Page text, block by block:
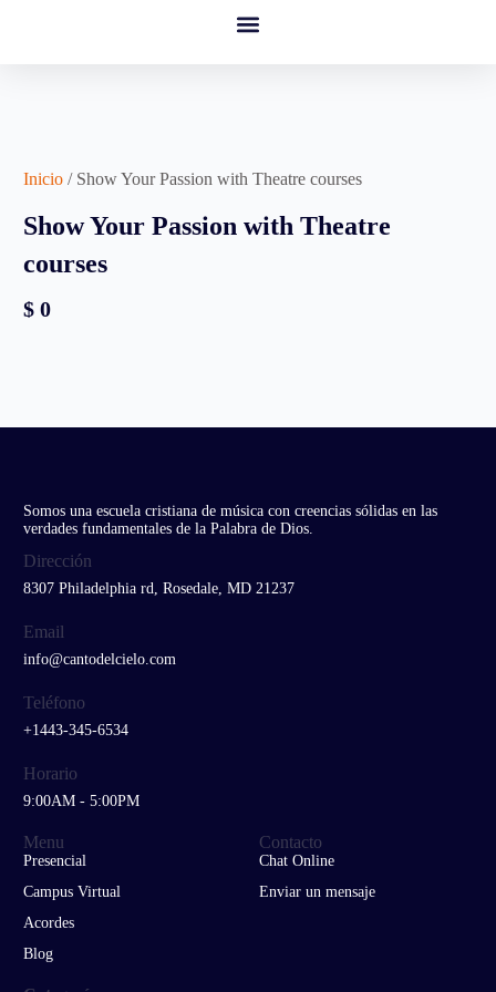
Inicio / Show Your Passion with Theatre courses
Show Your Passion with Theatre
courses
$ 0
Somos una escuela cristiana de música con creencias sólidas en las
verdades fundamentales de la Palabra de Dios.
Dirección
8307 Philadelphia rd, Rosedale, MD 21237
Email
info@cantodelcielo.com
Teléfono
+1443-345-6534
Horario
9:00AM - 5:00PM
Menu
Presencial
Campus Virtual
Acordes
Blog
Contacto
Chat Online
Enviar un mensaje